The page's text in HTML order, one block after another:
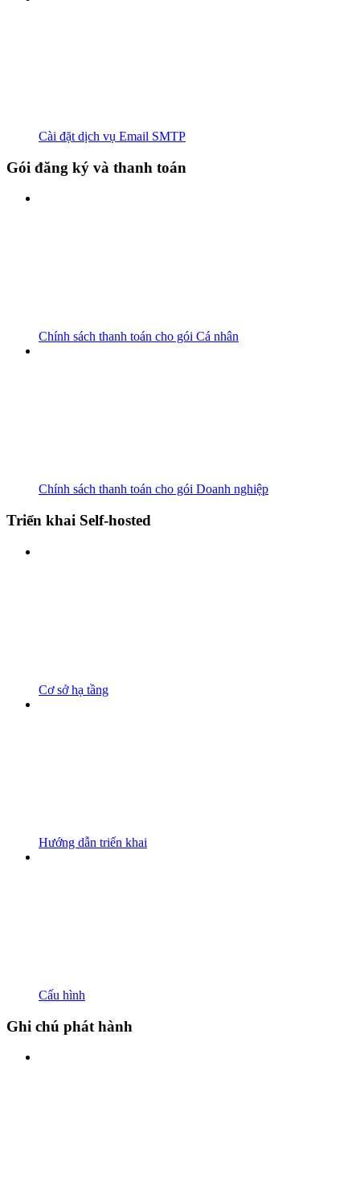
Cài đặt dịch vụ Email SMTP
Gói đăng ký và thanh toán
Chính sách thanh toán cho gói Cá nhân
Chính sách thanh toán cho gói Doanh nghiệp
Triển khai Self-hosted
Cơ sở hạ tầng
Hướng dẫn triển khai
Cấu hình
Ghi chú phát hành